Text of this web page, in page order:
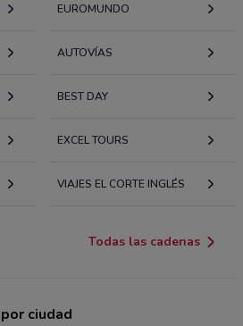
EUROMUNDO
AUTOVÍAS
BEST DAY
EXCEL TOURS
VIAJES EL CORTE INGLÉS
Todas las cadenas
ciudad